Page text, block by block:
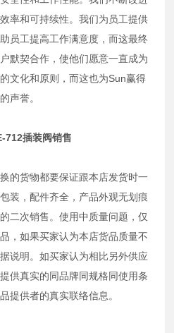
率和可持续性。我们为员工提供
员工提高工作满意度，而这最终
默契合作，使他们愿意一直成为
文化和原则，而这也为Sun赢得
声誉。
712插装阀销售
的货物都要保证跟本店发货时一
装，配件齐全，产品外观无划痕
二次销售。使用中质量问题，仅
，如果买家认为本店货品质量不
说明。如买家认为相比另外供应
供真实的同品牌同规格同使用条
提供者的真实联络信息。